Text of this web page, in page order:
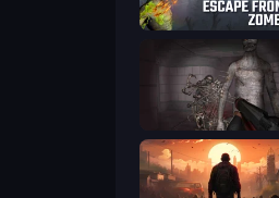
Escape from Zombies